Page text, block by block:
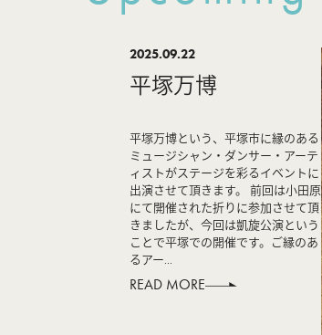
2025.09.22
平塚万博
平塚万博という、平塚市に縁のある
ミュージシャン・ダンサー・アーテ
ィストがステージを彩るイベントに
出演させて頂きます。 前回は小田原
にて開催された折りに参加させて頂
きましたが、今回は凱旋公演という
ことで平塚での開催です。ご縁のあ
るアー...
READ MORE